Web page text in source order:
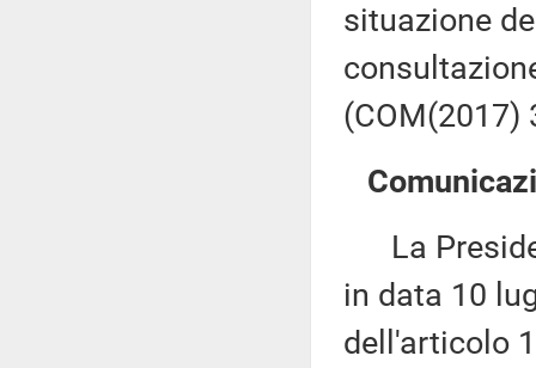
situazione
(COM(2017)
La
in data 10
dell'articolo